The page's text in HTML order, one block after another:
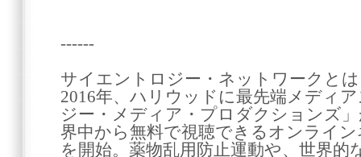
------
サイエントロジー・ネットワークとは
2016年、ハリウッドに最先端メディ
ジー・メディア・プロダクションズ
界中から無料で視聴できるオンライ
を開始。薬物乱用防止運動や、世界的